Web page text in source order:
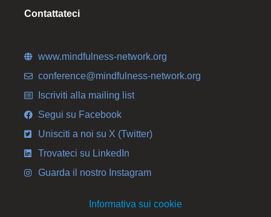
Contattateci
www.mindfulness-network.org
conference@mindfulness-network.org
Iscriviti alla mailing list
Segui su Facebook
Unisciti a noi su X (Twitter)
Trovateci su LinkedIn
Guarda il nostro Instagram
Informativa sui cookie